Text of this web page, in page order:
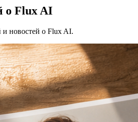
о Flux AI
и новостей о Flux AI.